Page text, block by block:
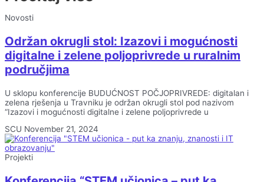
Novosti
Održan okrugli stol: Izazovi i mogućnosti
digitalne i zelene poljoprivrede u ruralnim
područjima
U sklopu konferencije BUDUĆNOST POČJOPRIVREDE: digitalan i
zelena rješenja u Travniku je održan okrugli stol pod nazivom
“Izazovi i mogućnosti digitalne i zelene poljoprivrede u
SCU November 21, 2024
Projekti